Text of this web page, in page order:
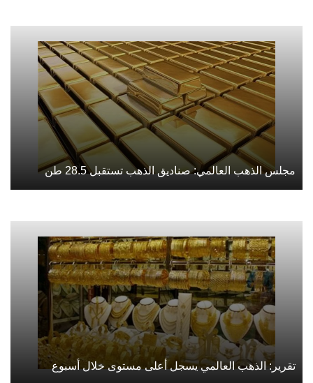
مجلس الذهب العالمي: صناديق الذهب تستقبل 28.5 طن
تقرير: الذهب العالمي يسجل أعلى مستوى خلال أسبوع